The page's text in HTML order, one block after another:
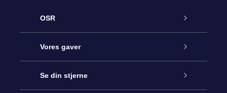
OSR
Kundeservice
Kontakt os
Vores gaver
Online Stjernegave
Se din stjerne